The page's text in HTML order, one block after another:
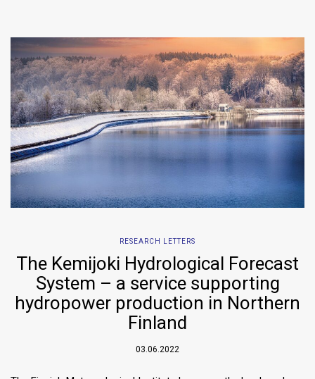
RESEARCH LETTERS
The Kemijoki Hydrological Forecast
System – a service supporting
hydropower production in Northern
Finland
03.06.2022